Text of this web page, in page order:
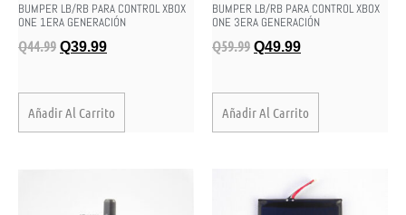
BUMPER LB/RB PARA CONTROL XBOX
ONE 1ERA GENERACIÓN
Q44.99 Q39.99
Añadir Al Carrito
BUMPER LB/RB PARA CONTROL XBOX
ONE 3ERA GENERACIÓN
Q59.99 Q49.99
Añadir Al Carrito